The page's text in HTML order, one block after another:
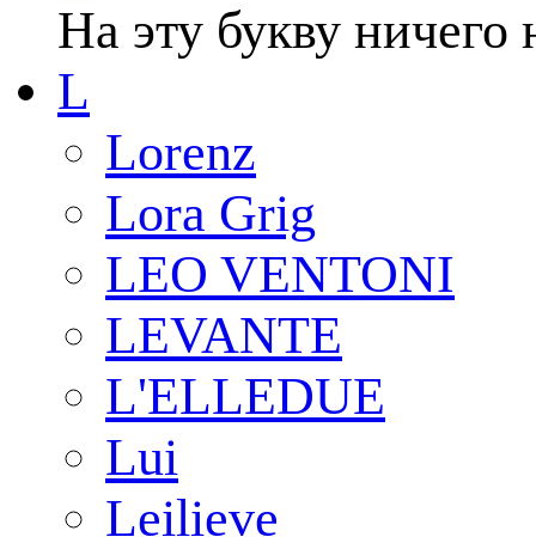
На эту букву ничего
L
Lorenz
Lora Grig
LEO VENTONI
LEVANTE
L'ELLEDUE
Lui
Leilieve